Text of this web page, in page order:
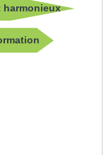
harmonieux